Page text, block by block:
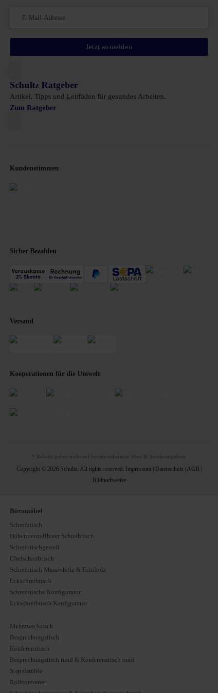
Jetzt anmelden
Schultz Ratgeber
Artikel, Tipps und Leitfäden für gesundes Arbeiten.
Zum Ratgeber
Kundenstimmen
Sicher Bezahlen
Versand
Kooperationen für die Umwelt
* Rabatte gelten nicht auf bereits reduzierte Ware & Sonderangebote
Copyright © 2026 Schultz. All rights reserved. Impressum| Datenschutz| AGB
Bildnachweise
Büromöbel
Schreibtisch
Höhenverstellbarer Schreibtisch
Schreibtischgestell
Chefschreibtisch
Schreibtisch Massivholz & Echtholz
Eckschreibtisch
Schreibtische Konfigurator
Eckschreibtisch Konfigurator
Mehrzwecktisch
Besprechungstisch
Konferenztisch
Besprechungstisch rund & Konferenztisch rund
Stapelstühle
Rollcontainer